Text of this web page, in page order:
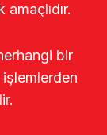
amaçlıdır.
bir